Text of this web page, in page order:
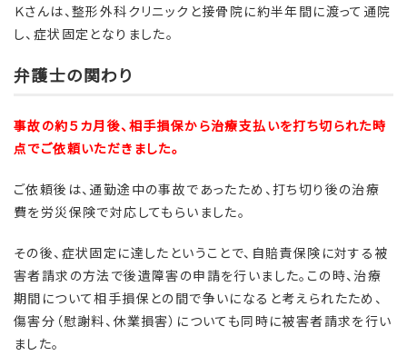
Ｋさんは、整形外科クリニックと接骨院に約半年間に渡って通院
し、症状固定となりました。
弁護士の関わり
事故の約５カ月後、相手損保から治療支払いを打ち切られた時
点でご依頼いただきました。
ご依頼後は、通勤途中の事故であったため、打ち切り後の治療
費を労災保険で対応してもらいました。
その後、症状固定に達したということで、自賠責保険に対する被
害者請求の方法で後遺障害の申請を行いました。この時、治療
期間について相手損保との間で争いになると考えられたため、
傷害分（慰謝料、休業損害）についても同時に被害者請求を行い
ました。